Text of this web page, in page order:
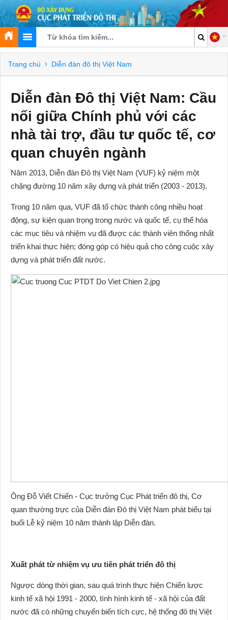
Trang chủ Diễn đàn đô thị Việt Nam
Diễn đàn Đô thị Việt Nam: Cầu
nối giữa Chính phủ với các
nhà tài trợ, đầu tư quốc tế, cơ
quan chuyên ngành
Năm 2013, Diễn đàn Đô thị Việt Nam (VUF) kỷ niệm một
chặng đường 10 năm xây dựng và phát triển (2003 - 2013).
Trong 10 năm qua, VUF đã tổ chức thành công nhiều hoạt
động, sự kiện quan trọng trong nước và quốc tế, cụ thể hóa
các mục tiêu và nhiệm vụ đã được các thành viên thống nhất
triển khai thực hiện; đóng góp có hiệu quả cho công cuộc xây
dựng và phát triển đất nước.
Ông Đỗ Viết Chiến - Cục trưởng Cục Phát triển đô thị, Cơ
quan thường trực của Diễn đàn Đô thị Việt Nam phát biểu tại
buổi Lễ kỷ niệm 10 năm thành lập Diễn đàn.
Xuất phát từ nhiệm vụ ưu tiên phát triển đô thị
Ngược dòng thời gian, sau quá trình thực hiện Chiến lược
kinh tế xã hội 1991 - 2000, tình hình kinh tế - xã hội của đất
nước đã có những chuyển biến tích cực, hệ thống đô thị Việt